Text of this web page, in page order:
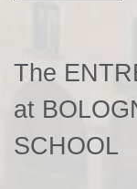
The
at
SCHOOL